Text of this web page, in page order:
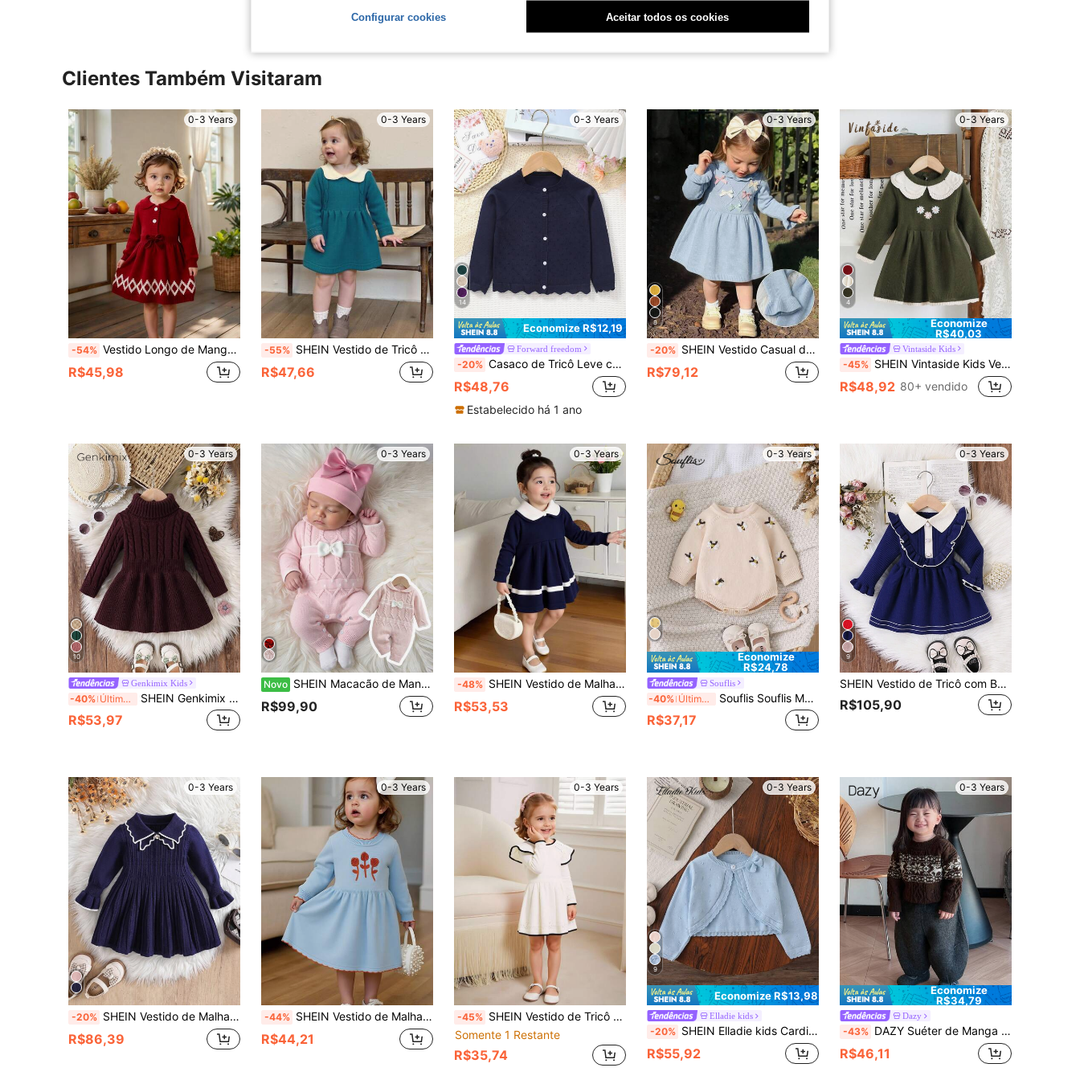
Clientes Também Visitaram
0-3 Years
-54% Vestido Longo de Manga Comprida Vermelho Festivo para Bebê Meninas, Design de Bainha Contrastante, Saia Vermelha para Bebê Meninas, Vestido de Manga Longa para Outono/Inverno, Adequado para Passeios, Viagens, Feriados, Natal, Pode Ser Usado como Presente
R$45,98
0-3 Years
-55% SHEIN Vestido de Tricô Fofo de Manga Longa com Gola Peter Pan e Recortes Coloridos, Outono
R$47,66
0-3 Years
14
Economize R$12,19
Forward freedom
-20% Casaco de Tricô Leve com Botões e Estampa Floral Vazada de Manga Longa para Meninas Bebê
R$48,76
Estabelecido há 1 ano
0-3 Years
8
-20% SHEIN Vestido Casual de Malha Plissado com Laço para Bebê Menina, para Férias, Viagem, Outono e Inverno
R$79,12
0-3 Years
4
Economize
R$40,03
Vintaside Kids
-45% SHEIN Vintaside Kids Vestido de Suéter de Manga Longa Tricotado com Colarinho Ruffled Bordado Floral para Meninas Bebê, Cáqui, Elegante e da Moda, Adequado para Escola, Uso Diário, Casa, Passeios, Viagens, Outono/Inverno
R$48,92 80+ vendido
0-3 Years
10
Genkimix Kids
-40% Últimos 3 dias SHEIN Genkimix Kids Vestido de Tricô Casual de Manga Longa com Gola Alta e Cor Sólida para Bebê Menina
R$53,97
0-3 Years
Novo SHEIN Macacão de Manga Longa com Laço Trançado Fofo e Decoração 3D para Bebê Menina
R$99,90
0-3 Years
-48% SHEIN Vestido de Malha Casual e Elegante para Bebês Meninas, Vestido de Tricô, Macio e Confortável, Adequado para Uso Diário, Passeios, Viagens, Férias, Casa, Creche e Brincadeiras de Bebê Menina
R$53,53
0-3 Years
Economize
R$24,78
Souflis
-40% Últimos 3 dias Souflis Souflis Macacão de Tricô para Bebês Meninas, Amarelo e Amarelo Claro, Manga Longa Gola Redonda Pulôver, Confortável para Outono e Inverno, Uso Diário Versátil, Estilo Elegante de Senhora, Design de Abelha Bordado à Mão, Artesanato Pesado Fofo e Único, Adequado para Casa, Passeios, Viagens e Creche
R$37,17
0-3 Years
9
SHEIN Vestido de Tricô com Bainha Franzida, Gola Colorblock, Botões, Manga Longa para Bebê Menina no Outono
R$105,90
0-3 Years
-20% SHEIN Vestido de Malha com Gola Peter Pan e Pregas para Meninas Bebê, Conjunto de 2 Peças, Estilo Doce, Novos Lançamentos para Outono e Inverno 2024
R$86,39
0-3 Years
-44% SHEIN Vestido de Malha Casual Elegante Azul Névoa Macio e Confortável com Bordado de Abóbora para Bebê Menina, Adequado para Outono/Inverno
R$44,21
0-3 Years
-45% SHEIN Vestido de Tricô com Babado Versátil Bonito e Elegante para Menina, Roupa Externa
Somente 1 Restante
R$35,74
0-3 Years
9
Economize R$13,98
Elladie kids
-20% SHEIN Elladie kids Cardigan para Meninas Bebês, Malha, Primavera Outono, Frente Aberta, Manga Longa, Confortável, Elegante, Cor Sólida, Laço, Jaqueta Curta Tipo Capa, Verão, Proteção Solar, Fashion, Elegante, Fofo, Chique, Casual, Versátil, Adequado para Outono Inverno, Casa, Exterior, Férias
R$55,92
0-3 Years
Economize
R$34,79
Dazy
-43% DAZY Suéter de Manga Longa com Estampa de Desenho Animado e Contraste de Cor, Gola Careca, para Meninas Bebê, Roupas de Inverno para Meninas Pequenas
R$46,11
Configurar cookies Aceitar todos os cookies